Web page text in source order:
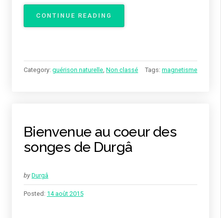
CONTINUE READING
MAGNÉTIQUE »
Category: guérison naturelle, Non classé Tags: magnetisme
Bienvenue au coeur des
songes de Durgâ
by Durgâ
Posted: 14 août 2015